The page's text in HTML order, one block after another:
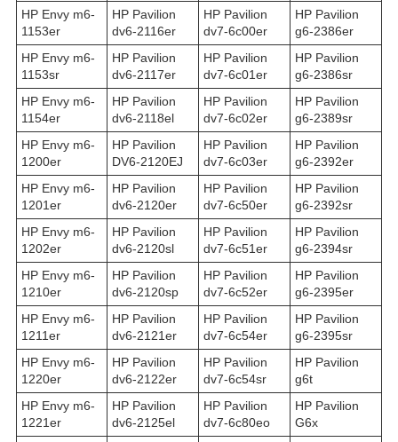
HP Envy m6-
1153er
HP Pavilion
dv6-2116er
HP Pavilion
dv7-6c00er
HP Pavilion
g6-2386er
HP Envy m6-
1153sr
HP Pavilion
dv6-2117er
HP Pavilion
dv7-6c01er
HP Pavilion
g6-2386sr
HP Envy m6-
1154er
HP Pavilion
dv6-2118el
HP Pavilion
dv7-6c02er
HP Pavilion
g6-2389sr
HP Envy m6-
1200er
HP Pavilion
DV6-2120EJ
HP Pavilion
dv7-6c03er
HP Pavilion
g6-2392er
HP Envy m6-
1201er
HP Pavilion
dv6-2120er
HP Pavilion
dv7-6c50er
HP Pavilion
g6-2392sr
HP Envy m6-
1202er
HP Pavilion
dv6-2120sl
HP Pavilion
dv7-6c51er
HP Pavilion
g6-2394sr
HP Envy m6-
1210er
HP Pavilion
dv6-2120sp
HP Pavilion
dv7-6c52er
HP Pavilion
g6-2395er
HP Envy m6-
1211er
HP Pavilion
dv6-2121er
HP Pavilion
dv7-6c54er
HP Pavilion
g6-2395sr
HP Envy m6-
1220er
HP Pavilion
dv6-2122er
HP Pavilion
dv7-6c54sr
HP Pavilion
g6t
HP Envy m6-
1221er
HP Pavilion
dv6-2125el
HP Pavilion
dv7-6c80eo
HP Pavilion
G6x